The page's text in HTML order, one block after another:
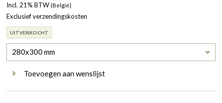
Incl. 21% BTW (België}
Exclusief verzendingskosten
UITVERKOCHT
280x300 mm
Toevoegen aan wenslijst